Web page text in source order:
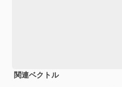
関連ベクトル